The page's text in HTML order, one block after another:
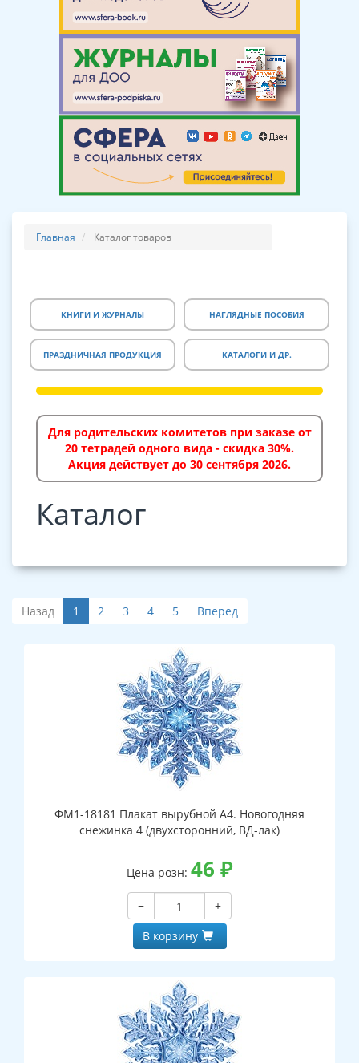
Главная Каталог товаров
КНИГИ И ЖУРНАЛЫ НАГЛЯДНЫЕ ПОСОБИЯ
ПРАЗДНИЧНАЯ ПРОДУКЦИЯ КАТАЛОГИ И ДР.
Для родительских комитетов при заказе от
20 тетрадей одного вида - скидка 30%.
Акция действует до 30 сентября 2026.
Каталог
Назад 1 2 3 4 5 Вперед
ФМ1-18181 Плакат вырубной А4. Новогодняя
снежинка 4 (двухсторонний, ВД-лак)
Цена розн: 46 ₽
−
+
В корзину